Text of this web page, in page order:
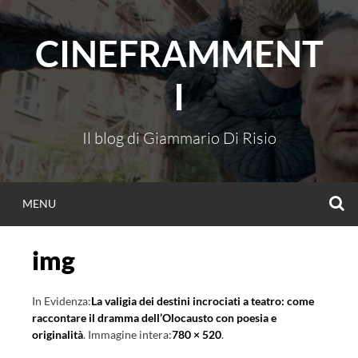
Vai
contenutoCINEFRAMMENT
I
Il blog di Giammario Di Risio
MENU
img
In Evidenza:La valigia dei destini incrociati a teatro: come
raccontare il dramma dell’Olocausto con poesia e
originalità. Immagine intera:780 × 520.